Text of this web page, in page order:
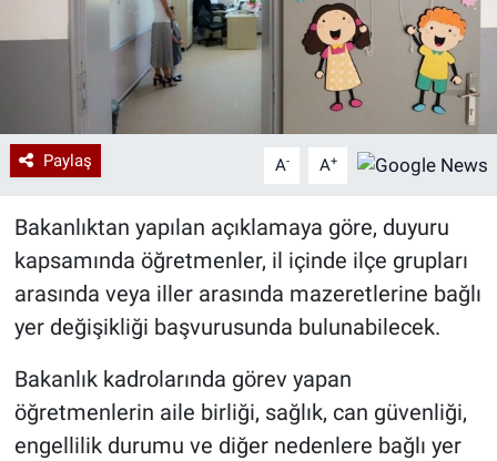
Paylaş A- A+
Bakanlıktan yapılan açıklamaya göre, duyuru
kapsamında öğretmenler, il içinde ilçe grupları
arasında veya iller arasında mazeretlerine bağlı
yer değişikliği başvurusunda bulunabilecek.
Bakanlık kadrolarında görev yapan
öğretmenlerin aile birliği, sağlık, can güvenliği,
engellilik durumu ve diğer nedenlere bağlı yer
Teknoloji
Ramazan